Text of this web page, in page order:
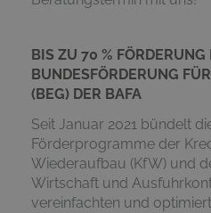
BIS ZU 70 %
BUNDESFÖRDERUNG
(BEG) DER BAFA
Seit Januar 2021 bündelt
Förderprogramme der
Wiederaufbau (KfW) und
Wirtschaft und
vereinfachten und